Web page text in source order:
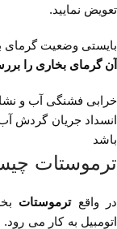
تعویض نمایید.
بایستی وضعیت گرمای
آن گرمای بخاری را
خرابی فشنگی آب و
انسداد جریان گردش آب
باشد
ترموستات
در واقعترموستات
اتومبیل به کار می